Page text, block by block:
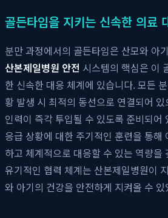
골든타임을 지키는 신속한 의료
분만 과정에서의 골든타임은 산모와 아
산본제일병원 안전 시스템의 핵심은 이
한 신속한 대응 체계에 있습니다. 모든
황 발생 시 최적의 동선으로 연결되어
인력이 즉각 투입될 수 있도록 준비되어
응급 상황에 대한 주기적인 훈련을 통해
하고 체계적으로 대응할 수 있는 역량을
유기적인 협력 체계는 산본제일병원이
와 아기의 건강을 안전하게 지켜올 수